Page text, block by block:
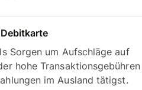
Sorgen um Aufschläge auf
hohe Transaktionsgebühren
im Ausland tätigst.